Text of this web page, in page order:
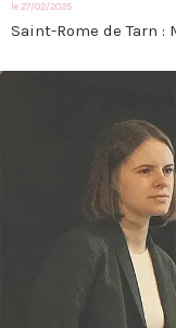
le 27/02/2025
Saint-Rome de Tarn :